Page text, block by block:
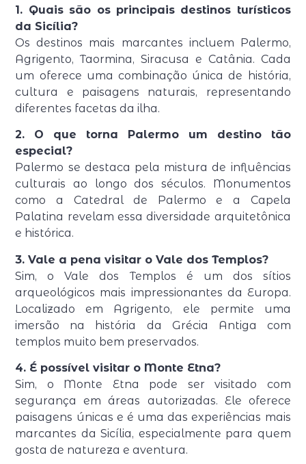
1. Quais são os principais destinos turísticos
da Sicília?
Os destinos mais marcantes incluem Palermo,
Agrigento,Taormina,Siracusa e Catânia. Cada
um oferece uma combinação única de história,
cultura e paisagens naturais, representando
diferentes facetas da ilha.
2. O que torna Palermo um destino tão
especial?
Palermo se destaca pela mistura de influências
culturais ao longo dos séculos. Monumentos
como a Catedral de Palermo e a Capela
Palatina revelam essa diversidade arquitetônica
e histórica.
3. Vale a pena visitar o Vale dos Templos?
Sim, oVale dos Templos é um dos sítios
arqueológicos mais impressionantes da Europa.
Localizado em Agrigento, ele permite uma
imersão na história da Grécia Antiga com
templos muito bem preservados.
4. É possível visitar o Monte Etna?
Sim, o
Monte Etna pode ser visitado com
segurança em áreas autorizadas. Ele oferece
paisagens únicas e é uma das experiências mais
marcantes da Sicília, especialmente para quem
gosta de natureza e aventura.